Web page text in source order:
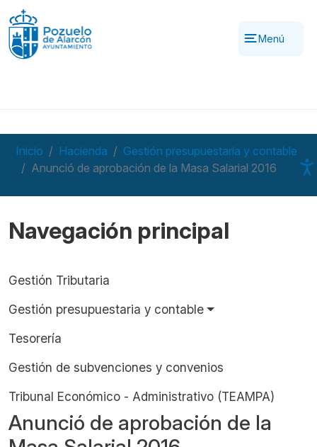
Pasar al contenido principal
Menú
Inicio Hacienda
Gestión presupuestaria y contable
Anunció de aprobación de la Masa Salarial 2016
Navegación principal
Gestión Tributaria
Gestión presupuestaria y contable
Tesorería
Gestión de subvenciones y convenios
Tribunal Económico - Administrativo (TEAMPA)
Anunció de aprobación de la